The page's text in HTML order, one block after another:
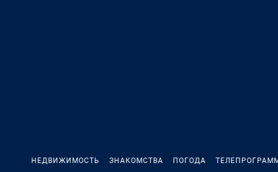
НЕДВИЖИМОСТЬ ЗНАКОМСТВА ПОГОДА